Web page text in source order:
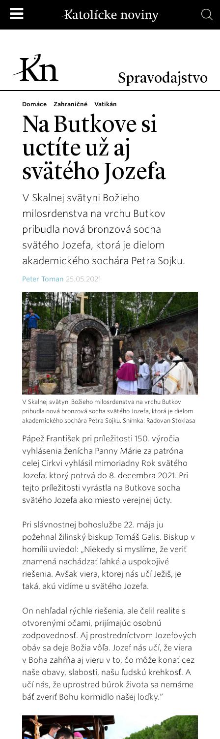
Spravodajstvo
Domáce Zahraničné Vatikán
Na Butkove si
uctíte už aj
svätého Jozefa
V Skalnej svätyni Božieho
milosrdenstva na vrchu Butkov
pribudla nová bronzová socha
svätého Jozefa, ktorá je dielom
akademického sochára Petra Sojku.
Peter Toman 25.05.2021
V Skalnej svätyni Božieho milosrdenstva na vrchu Butkov
pribudla nová bronzová socha svätého Jozefa, ktorá je dielom
akademického sochára Petra Sojku. Snímka: Radovan Stoklasa
Pápež František pri príležitosti 150. výročia
vyhlásenia ženícha Panny Márie za patróna
celej Cirkvi vyhlásil mimoriadny Rok svätého
Jozefa, ktorý potrvá do 8. decembra 2021. Pri
tejto príležitosti vyrástla na Butkove socha
svätého Jozefa ako miesto verejnej úcty.
Pri slávnostnej bohoslužbe 22. mája ju
požehnal žilinský biskup Tomáš Galis. Biskup v
homílii uviedol: „Niekedy si myslíme, že veriť
znamená nachádzať ľahké a uspokojivé
riešenia. Avšak viera, ktorej nás učí Ježiš, je
taká, akú vidíme u svätého Jozefa.
On nehľadal rýchle riešenia, ale čelil realite s
otvorenými očami, prijímajúc osobnú
zodpovednosť. Aj prostredníctvom Jozefových
obáv sa deje Božia vôľa. Jozef nás učí, že viera
v Boha zahŕňa aj vieru v to, čo môže konať cez
naše obavy, slabosti, našu ľudskú krehkosť. A
učí nás, že uprostred búrok života sa nemáme
báť zveriť Bohu kormidlo našej loďky.“